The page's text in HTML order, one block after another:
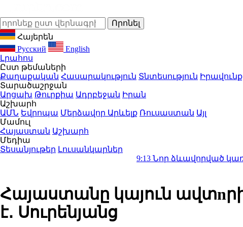
Հայերեն
Русский
English
Լրահոս
Ըստ թեմաների
Քաղաքական Հասարակություն Տնտեսություն Իրավունք
Տարածաշրջան
Արցախ Թուրքիա Ադրբեջան Իրան
Աշխարհ
ԱՄՆ Եվրոպա Մերձավոր Արևելք Ռուսաստան Այլ
Մամուլ
Հայաստան Աշխարհ
Մեդիա
Տեսանյութեր Լուսանկարներ
Նոր ձևավորված
Հայաստանը կայուն
է․ Սուրենյանց